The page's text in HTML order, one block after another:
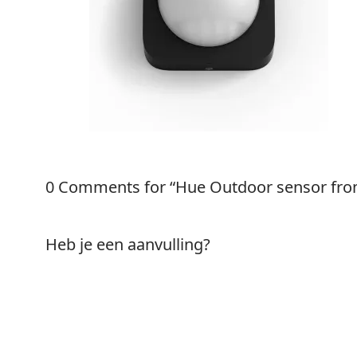
0 Comments for “Hue Outdoor sensor
Heb je een aanvulling?